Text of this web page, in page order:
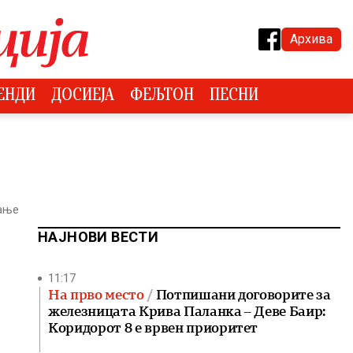
Архива
ДОСИЕЈА ФЕЉТОН ПЕСНИ
НАЈНОВИ ВЕСТИ
11:17
На прво место
Потпишани договорите за
железницата Крива Паланка – Деве Баир:
Коридорот 8 е врвен приоритет